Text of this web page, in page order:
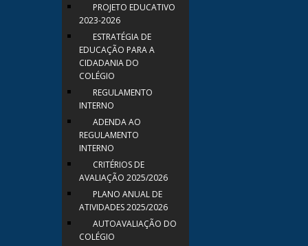
PROJETO EDUCATIVO
2023-2026
ESTRATÉGIA DE
EDUCAÇÃO PARA A
CIDADANIA DO
COLÉGIO
REGULAMENTO
INTERNO
ADENDA AO
REGULAMENTO
INTERNO
CRITÉRIOS DE
AVALIAÇÃO 2025/2026
PLANO ANUAL DE
ATIVIDADES 2025/2026
AUTOAVALIAÇÃO DO
COLÉGIO